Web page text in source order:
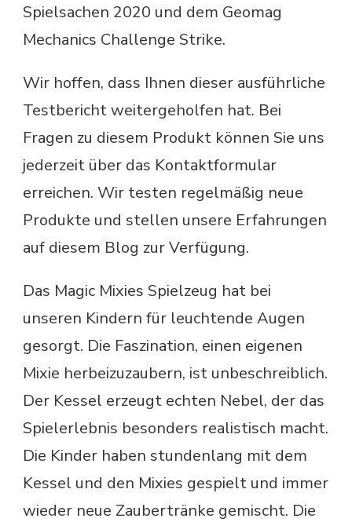
Spielsachen 2020 und dem Geomag
Mechanics Challenge Strike.
Wir hoffen, dass Ihnen dieser ausführliche
Testbericht weitergeholfen hat. Bei
Fragen zu diesem Produkt können Sie uns
jederzeit über das Kontaktformular
erreichen. Wir testen regelmäßig neue
Produkte und stellen unsere Erfahrungen
auf diesem Blog zur Verfügung.
Das Magic Mixies Spielzeug hat bei
unseren Kindern für leuchtende Augen
gesorgt. Die Faszination, einen eigenen
Mixie herbeizuzaubern, ist unbeschreiblich.
Der Kessel erzeugt echten Nebel, der das
Spielerlebnis besonders realistisch macht.
Die Kinder haben stundenlang mit dem
Kessel und den Mixies gespielt und immer
wieder neue Zaubertränke gemischt. Die